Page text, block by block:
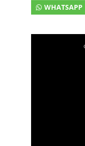
WHATSAPP